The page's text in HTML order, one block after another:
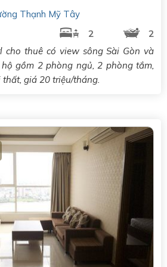
Thạnh Mỹ Tây
2
2
cho thuê có view sông Sài Gòn và
gồm 2 phòng ngủ, 2 phòng tắm,
giá 20 triệu/tháng.